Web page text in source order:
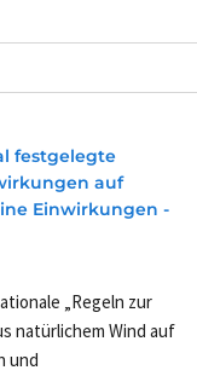
festgelegte
auf
Einwirkungen -
„Regeln zur
natürlichem Wind auf
und